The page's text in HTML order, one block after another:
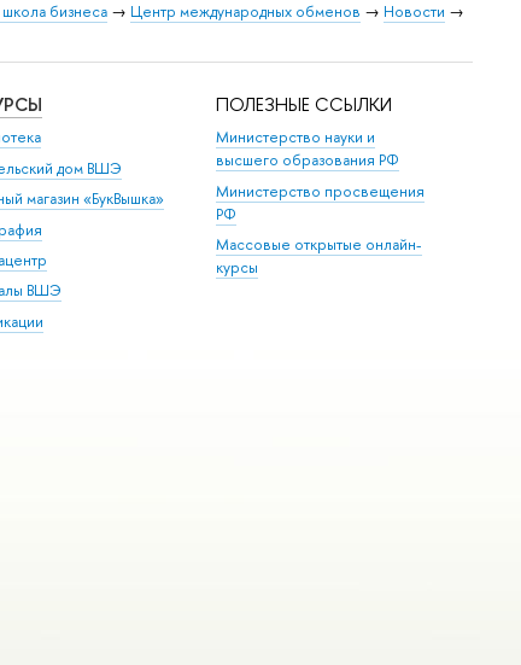
бизнеса → Центр международных обменов → Новости →
дом ВШЭ
магазин «БукВышка»
ВШЭ
ПОЛЕЗНЫЕ ССЫЛКИ
Министерство науки и
высшего образования РФ
Министерство просвещения
РФ
Массовые открытые онлайн-
курсы